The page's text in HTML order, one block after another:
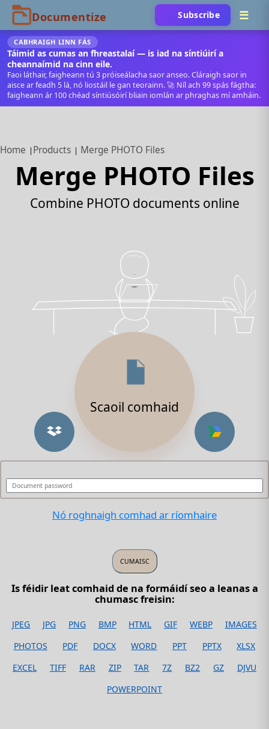
Subscribe
CABHRAIGH LINN FÁS
Táimid as cumas an fhreastalaí — is iad na síntiúirí a
cheannaímid na cinn eile.
Faoi láthair, faigheann tú 3 próiseálacha saor anseo. Cláraigh saor in
aisce ar feadh 5 lá, nó liostáil le gan teorainn. 🚀 Níl ach 99 spás fágtha:
faigheann ár 100 chéad síntiúsóirí bliain iomlán ar phraghas mí amháin.
Home Products Merge PHOTO Files
Merge PHOTO Files
Combine PHOTO documents online
Scaoil comhaid
Nó roghnaigh comhad ar ríomhaire
Is féidir leat comhaid de na formáidí seo a leanas a
chumasc freisin:
JPEG JPG PNG BMP HTML GIF WEBP
IMAGES
PHOTOS
PDF DOCX WORD PPT PPTX
XLSX
EXCEL
TIFF RAR ZIP TAR 7Z BZ2 GZ
DJVU
POWERPOINT